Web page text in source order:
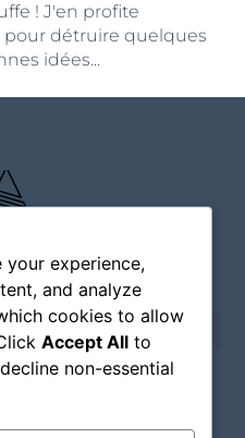
! J'en profite
détruire quelques
idées...
your experience,
and analyze
cookies to allow
Accept All to
non-essential